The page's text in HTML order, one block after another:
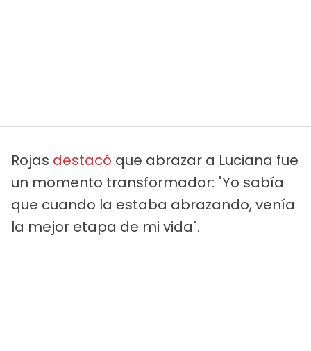
Rojas destacó que abrazar a Luciana fue
un momento transformador: "Yo sabía
que cuando la estaba abrazando, venía
la mejor etapa de mi vida".